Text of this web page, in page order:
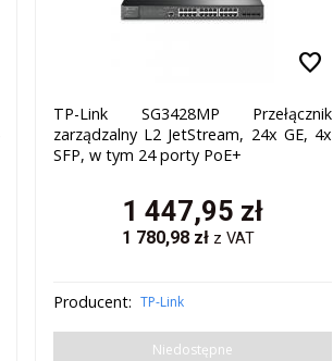
favorite
TP-Link SG3428MP Przełącznik
zarządzalny L2 JetStream, 24x GE, 4x
SFP, w tym 24 porty PoE+
1 447,95 zł
1 780,98 zł z VAT
Producent: TP-Link
Niedostępne